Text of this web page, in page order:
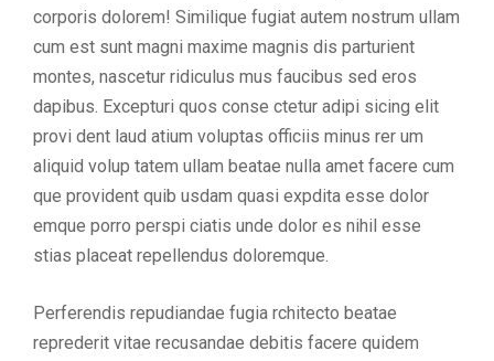
corporis dolorem! Similique fugiat autem nostrum ullam
cum est sunt magni maxime magnis dis parturient
montes, nascetur ridiculus mus faucibus sed eros
dapibus. Excepturi quos conse ctetur adipi sicing elit
provi dent laud atium voluptas officiis minus rer um
aliquid volup tatem ullam beatae nulla amet facere cum
que provident quib usdam quasi expdita esse dolor
emque porro perspi ciatis unde dolor es nihil esse
stias placeat repellendus doloremque.
Perferendis repudiandae fugia rchitecto beatae
reprederit vitae recusandae debitis facere quidem